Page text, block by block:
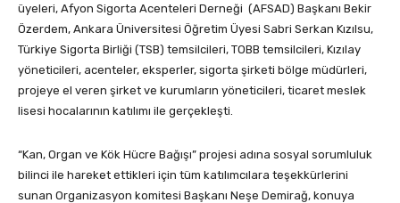
üyeleri, Afyon Sigorta Acenteleri Derneği (AFSAD) Başkanı Bekir
Özerdem, Ankara Üniversitesi Öğretim Üyesi Sabri Serkan Kızılsu,
Türkiye Sigorta Birliği (TSB) temsilcileri, TOBB temsilcileri, Kızılay
yöneticileri, acenteler, eksperler, sigorta şirketi bölge müdürleri,
projeye el veren şirket ve kurumların yöneticileri, ticaret meslek
lisesi hocalarının katılımı ile gerçekleşti.
“Kan, Organ ve Kök Hücre Bağışı” projesi adına sosyal sorumluluk
bilinci ile hareket ettikleri için tüm katılımcılara teşekkürlerini
sunan Organizasyon komitesi Başkanı Neşe Demirağ, konuya